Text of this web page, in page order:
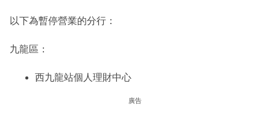
以下為暫停營業的分行：
九龍區：
西九龍站個人理財中心
廣告